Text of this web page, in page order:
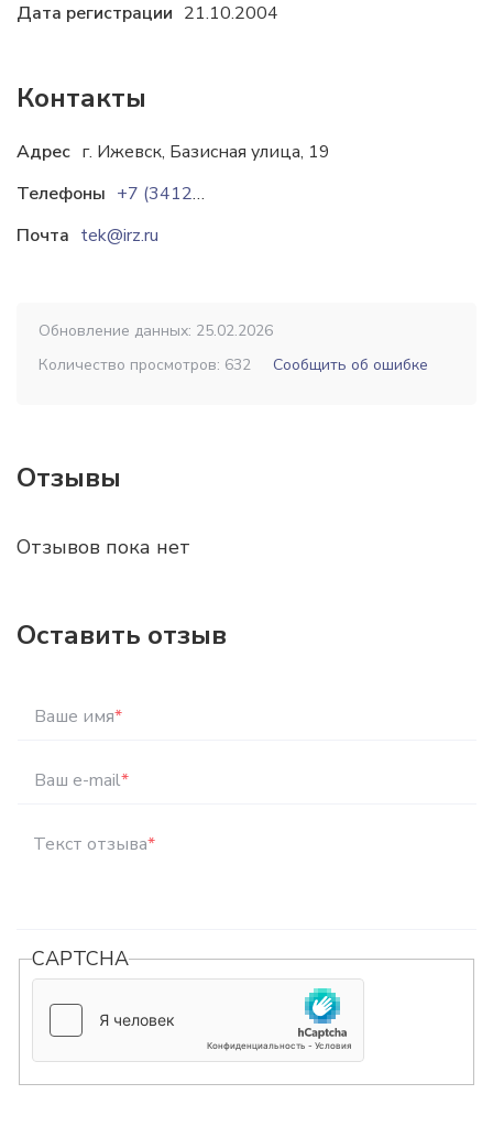
Дата регистрации 21.10.2004
Контакты
Адрес г. Ижевск, Базисная улица, 19
Телефоны
+7 (3412) 68-87-59
Почта tek@irz.ru
Обновление данных: 25.02.2026
Количество просмотров: 632
Сообщить об ошибке
Отзывы
Отзывов пока нет
Оставить отзыв
Ваше имя*
Ваш e-mail*
Текст отзыва*
CAPTCHA